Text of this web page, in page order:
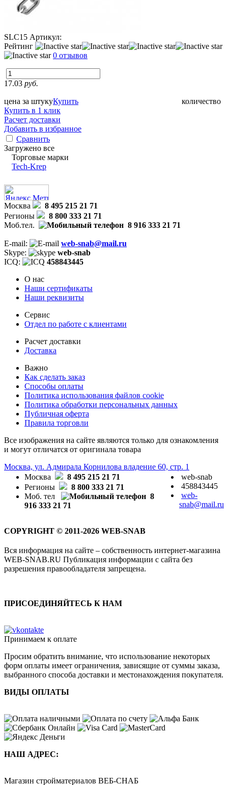
SLC15 Артикул:
Рейтинг
0 отзывов
17.03 руб.
цена за штуку количество
Купить
Купить в 1 клик
Расчет доставки
Добавить в избранное
Сравнить
Загружено все
Торговые марки
Tech-Krep
Москва
8 495 215 21 71
Регионы
8 800 333 21 71
Моб.тел.
8 916 333 21 71
E-mail:
web-snab@mail.ru
Skype:
web-snab
ICQ:
458843445
О нас
Наши сертификаты
Наши реквизиты
Сервис
Отдел по работе с клиентами
Расчет доставки
Доставка
Важно
Как сделать заказ
Способы оплаты
Политика использования файлов cookie
Политика обработки персональных данных
Публичная оферта
Правила торговли
Все изображения на сайте являются только для ознакомления
и могут отличатся от оригинала товара
Москва, ул. Адмирала Корнилова владение 60, стр. 1
Москва
8 495 215 21 71
Регионы
8 800 333 21 71
Моб. тел
8
916 333 21 71
web-snab
458843445
web-
snab@mail.ru
COPYRIGHT © 2011-2026 WEB-SNAB
Вся информация на сайте – собственность интернет-магазина
WEB-SNAB.RU Публикация информации с сайта без
разрешения правообладателя запрещена.
ПРИСОЕДИНЯЙТЕСЬ К НАМ
Принимаем к оплате
Просим обратить внимание, что использование некоторых
форм оплаты имеет ограничения, зависящие от суммы заказа,
выбранного способа доставки и местонахождения покупателя.
ВИДЫ ОПЛАТЫ
НАШ АДРЕС:
Магазин стройматериалов ВЕБ-СНАБ